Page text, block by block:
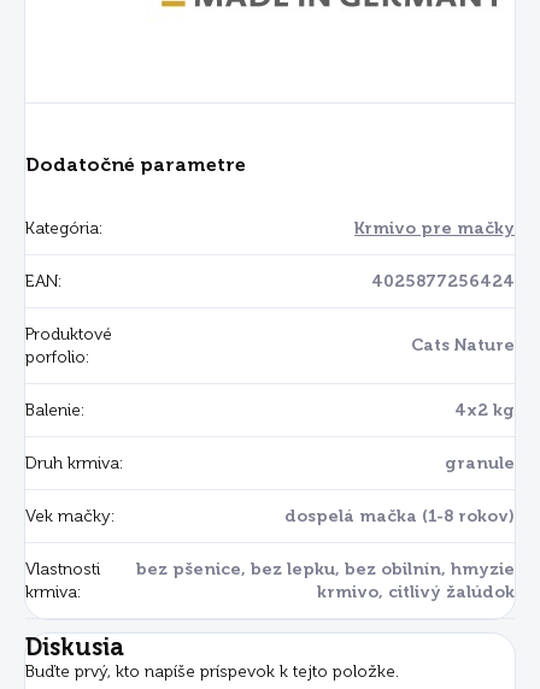
Dodatočné parametre
Kategória: Krmivo pre mačky
EAN: 4025877256424
Produktové
porfolio:
Cats Nature
Balenie: 4x2 kg
Druh krmiva: granule
Vek mačky: dospelá mačka (1-8 rokov)
Vlastnosti
krmiva:
bez pšenice, bez lepku, bez obilnín, hmyzie
krmivo, citlivý žalúdok
Diskusia
Buďte prvý, kto napíše príspevok k tejto položke.